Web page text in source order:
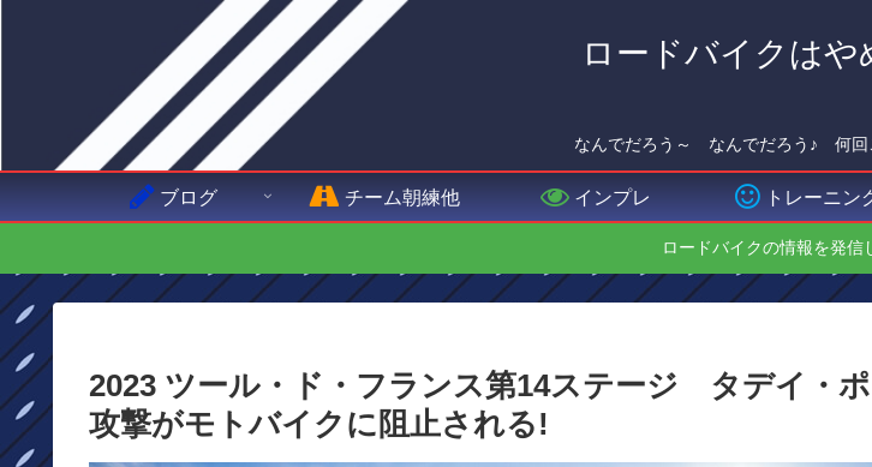
ロードバイクはや
なんでだろう～ なんでだろう♪ 何回
ブログ チーム朝練他 インプレ トレーニン
ロードバイクの情報を発信
2023 ツール・ド・フランス第14ステージ タデイ・
攻撃がモトバイクに阻止される!